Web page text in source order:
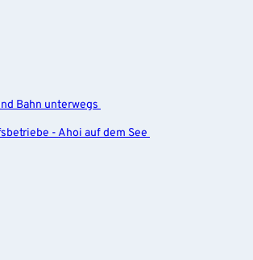
Bahn unterwegs
- Ahoi auf dem See